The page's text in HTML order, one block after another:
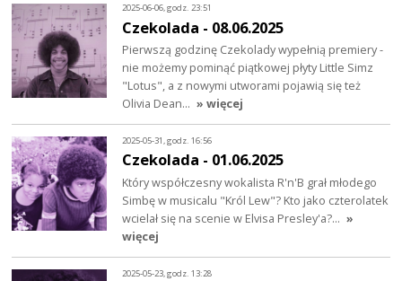
2025-06-06, godz. 23:51
Czekolada - 08.06.2025
Pierwszą godzinę Czekolady wypełnią premiery -
nie możemy pominąć piątkowej płyty Little Simz
"Lotus", a z nowymi utworami pojawią się też
Olivia Dean… » więcej
2025-05-31, godz. 16:56
Czekolada - 01.06.2025
Który współczesny wokalista R'n'B grał młodego
Simbę w musicalu "Król Lew"? Kto jako czterolatek
wcielał się na scenie w Elvisa Presley'a?… »
więcej
2025-05-23, godz. 13:28